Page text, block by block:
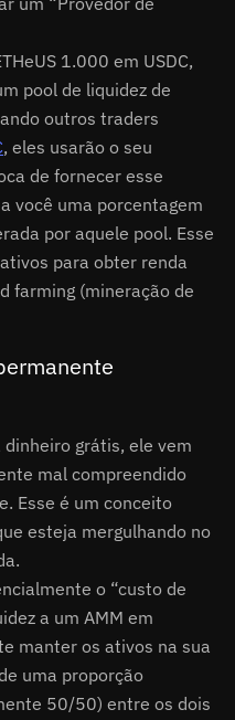
THeUS 1.000 em USDC,
pool de liquidez de
outros traders
, eles usarão o seu
de fornecer esse
você uma porcentagem
por aquele pool. Esse
para obter renda
farming (mineração de
grátis, ele vem
mal compreendido
Esse é um conceito
esteja mergulhando no
o “custo de
a um AMM em
manter os ativos na sua
uma proporção
50/50) entre os dois